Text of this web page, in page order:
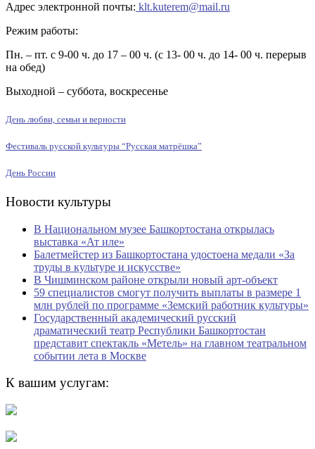
Адрес электронной почты: klt.kuterem@mail.ru
Режим работы:
Пн. – пт. с 9-00 ч. до 17 – 00 ч. (с 13- 00 ч. до 14- 00 ч. перерыв
на обед)
Выходной – суббота, воскресенье
День любви, семьи и верности
Фестиваль русской культуры “Русская матрёшка”
День России
Новости культуры
В Национальном музее Башкортостана открылась
выставка «Ат иле»
Балетмейстер из Башкортостана удостоена медали «За
труды в культуре и искусстве»
В Чишминском районе открыли новый арт-объект
59 специалистов смогут получить выплаты в размере 1
млн рублей по программе «Земский работник культуры»
Государственный академический русский
драматический театр Республики Башкортостан
представит спектакль «Метель» на главном театральном
событии лета в Москве
К вашим услугам: